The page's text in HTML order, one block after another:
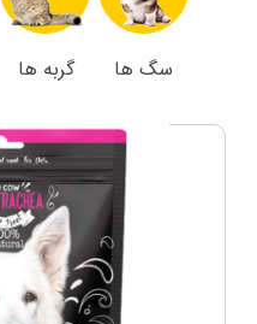
سگ ها گربه ها